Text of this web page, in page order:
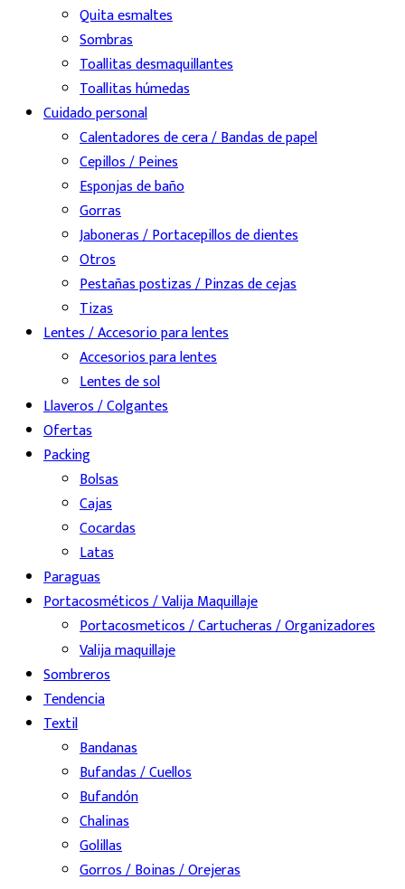
Quita esmaltes
Sombras
Toallitas desmaquillantes
Toallitas húmedas
Cuidado personal
Calentadores de cera / Bandas de papel
Cepillos / Peines
Esponjas de baño
Gorras
Jaboneras / Portacepillos de dientes
Otros
Pestañas postizas / Pinzas de cejas
Tizas
Lentes / Accesorio para lentes
Accesorios para lentes
Lentes de sol
Llaveros / Colgantes
Ofertas
Packing
Bolsas
Cajas
Cocardas
Latas
Paraguas
Portacosméticos / Valija Maquillaje
Portacosmeticos / Cartucheras / Organizadores
Valija maquillaje
Sombreros
Tendencia
Textil
Bandanas
Bufandas / Cuellos
Bufandón
Chalinas
Golillas
Gorros / Boinas / Orejeras